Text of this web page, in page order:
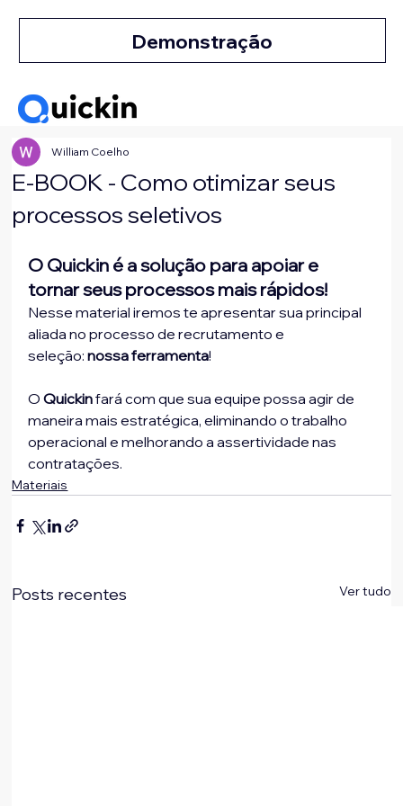
Demonstração
E-BOOK - Como otimizar seus
processos seletivos
William Coelho
O Quickin é a solução para apoiar e
tornar seus processos mais rápidos!
Nesse material iremos te apresentar sua principal
aliada no processo de recrutamento e
seleção: nossa ferramenta!
O Quickin fará com que sua equipe possa agir de
maneira mais estratégica, eliminando o trabalho
operacional e melhorando a assertividade nas
contratações.
Materiais
Posts recentes Ver tudo